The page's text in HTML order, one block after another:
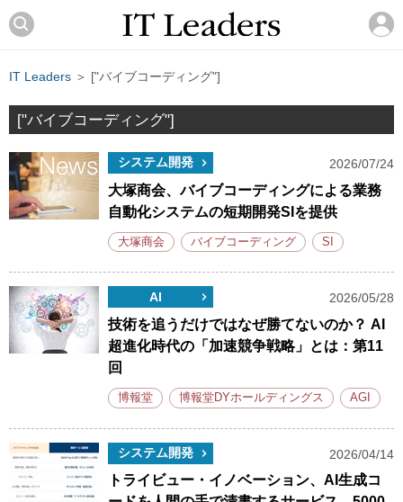
IT Leaders ＞ ["バイブコーディング"]
["バイブコーディング"]
システム開発 2026/07/24
大塚商会、バイブコーディングによる業務
自動化システムの短期開発SIを提供
大塚商会 バイブコーディング SI
AI 2026/05/28
技術を追うだけではなぜ勝てないのか？ AI
超進化時代の「加速競争戦略」とは：第11
回
博報堂 博報堂DYホールディングス AGI
システム開発 2026/04/14
トライビュー・イノベーション、AI生成コ